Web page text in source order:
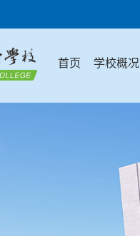
首页 学校概况